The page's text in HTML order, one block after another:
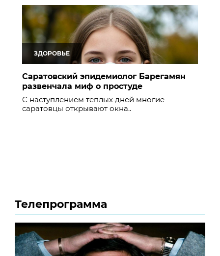
ЗДОРОВЬЕ
Саратовский эпидемиолог Барегамян
развенчала миф о простуде
С наступлением теплых дней многие
саратовцы открывают окна..
Телепрограмма